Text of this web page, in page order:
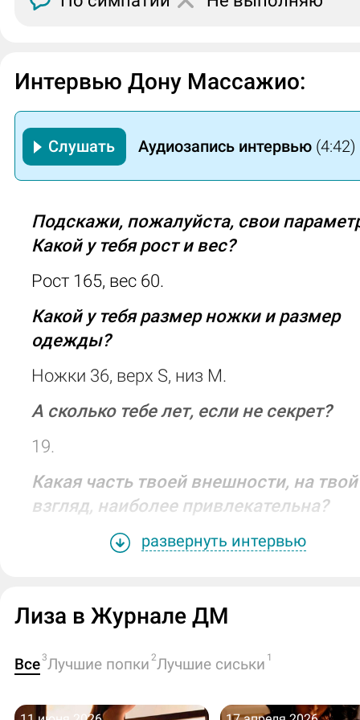
Интервью Дону Массажио:
Аудиозапись интервью (4:42)
Слушать
Подскажи, пожалуйста, свои
Какой у тебя рост и вес?
Рост 165, вес 60.
Какой у тебя размер ножки и размер
одежды?
Ножки 36, верх S, низ M.
А сколько тебе лет, если не секрет?
19.
Какая часть твоей внешности, на твой
взгляд, наиболее привлекательна?
Расскажи, пожалуйста, о своих
развернуть интервью
Лиза в Журнале ДМ
Все3Лучшие попки 2Лучшие сиськи 1